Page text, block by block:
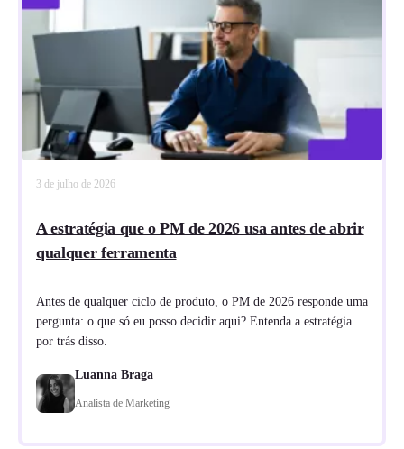
3 de julho de 2026
A estratégia que o PM de 2026 usa antes de abrir
qualquer ferramenta
Antes de qualquer ciclo de produto, o PM de 2026 responde uma
pergunta: o que só eu posso decidir aqui? Entenda a estratégia
por trás disso.
Luanna Braga
Analista de Marketing